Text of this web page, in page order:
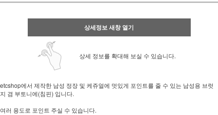
상세정보 새창 열기
상세 정보를 확대해 보실 수 있습니다.
etcshop에서 제작한 남성 정장 및 케쥬얼에 멋있게 포인트를 줄 수 있는 남성용 브럿
지 겸 부토니에(침핀) 입니다.
여러 용도로 포인트 주실 수 있습니다.